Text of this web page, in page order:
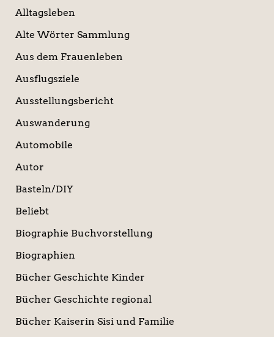
Alltagsleben
Alte Wörter Sammlung
Aus dem Frauenleben
Ausflugsziele
Ausstellungsbericht
Auswanderung
Automobile
Autor
Basteln/DIY
Beliebt
Biographie Buchvorstellung
Biographien
Bücher Geschichte Kinder
Bücher Geschichte regional
Bücher Kaiserin Sisi und Familie